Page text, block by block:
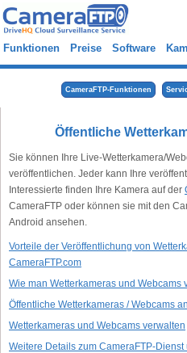
Funktionen Preise Software
CameraFTP-Funktionen
Öffentliche
Sie können Ihre Live-Wetterkamera/
veröffentlichen. Jeder kann Ihre
Interessierte finden Ihre Kamera auf der
CameraFTP oder können sie mit den
Android ansehen.
Vorteile der Veröffentlichung von
CameraFTP.com
Wie man Wetterkameras und Webcams
Öffentliche Wetterkameras / Webcams
Wetterkameras und Webcams verwalten
Weitere Details zum CameraFTP-